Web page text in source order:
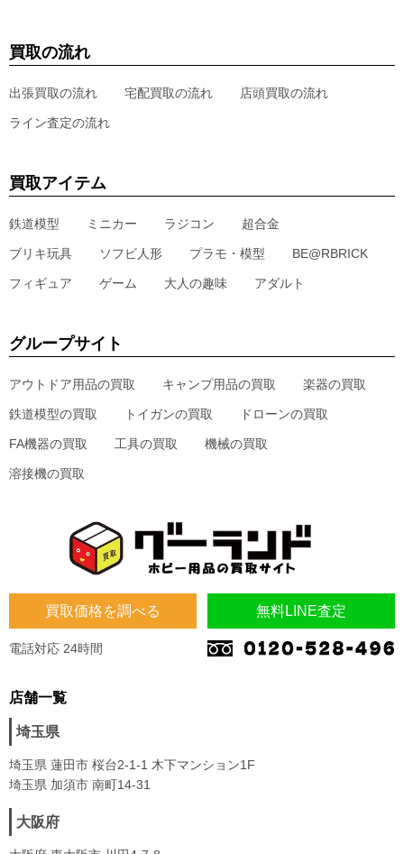
買取価格を調べる 無料LINE査定
電話対応 24時間
店舗一覧
埼玉県
埼玉県 蓮田市 桜台2-1-1 木下マンション1F
埼玉県 加須市 南町14-31
大阪府
買取の流れ
出張買取の流れ 宅配買取の流れ 店頭買取の流れ
ライン査定の流れ
買取アイテム
鉄道模型 ミニカー ラジコン 超合金
ブリキ玩具 ソフビ人形 プラモ・模型 BE@RBRICK
フィギュア ゲーム 大人の趣味 アダルト
グループサイト
アウトドア用品の買取 キャンプ用品の買取 楽器の買取
鉄道模型の買取 トイガンの買取 ドローンの買取
FA機器の買取 工具の買取 機械の買取
溶接機の買取